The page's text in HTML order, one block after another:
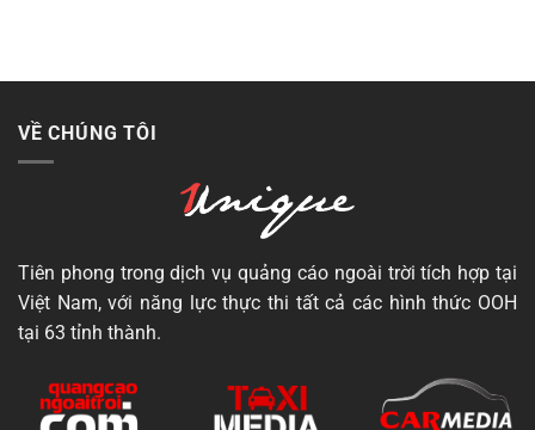
VỀ CHÚNG TÔI
Tiên phong trong dịch vụ quảng cáo ngoài trời tích hợp tại
Việt Nam, với năng lực thực thi tất cả các hình thức OOH
tại 63 tỉnh thành.